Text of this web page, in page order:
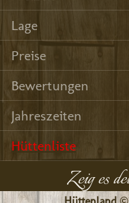
Lage
Preise
Bewertungen
Jahreszeiten
Hüttenliste
Zeig es